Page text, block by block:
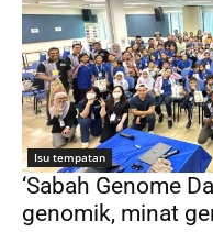
Isu tempatan
‘Sabah Genome
genomik, minat